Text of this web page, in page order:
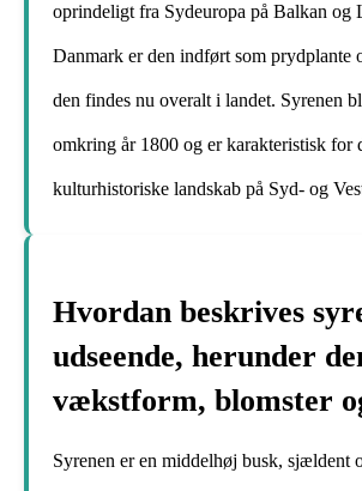
oprindeligt fra Sydeuropa på Balkan og
Danmark er den indført som prydplante
den findes nu overalt i landet. Syrenen
omkring år 1800 og er karakteristisk for
kulturhistoriske landskab på Syd- og
Hvordan beskrives
udseende, herunder
vækstform, blomster
Syrenen er en middelhøj busk, sjældent